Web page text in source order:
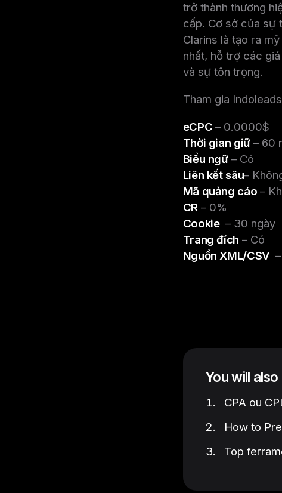
trở thành thương
cấp. Cơ sở của sự
Clarins là tạo ra
nhất, hỗ trợ các
và sự tôn trọng.
Tham gia
eCPC – 0.0000$
Thời gian giữ– 60
Biểu ngữ– Có
Liên kết sâu–
Mã quảng cáo –
CR – 0%
Cookie – 30 ngày
Trang đích – Có
Nguồn XML/CSV
You will
CPA ou
How to
Top